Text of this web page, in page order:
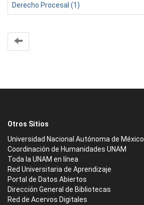
Derecho Procesal (1)
Otros Sitios
Universidad Nacional Autónoma de México
Coordinación de Humanidades UNAM
Toda la UNAM en línea
Red Universitaria de Aprendizaje
Portal de Datos Abiertos
Dirección General de Bibliotecas
Red de Acervos Digitales